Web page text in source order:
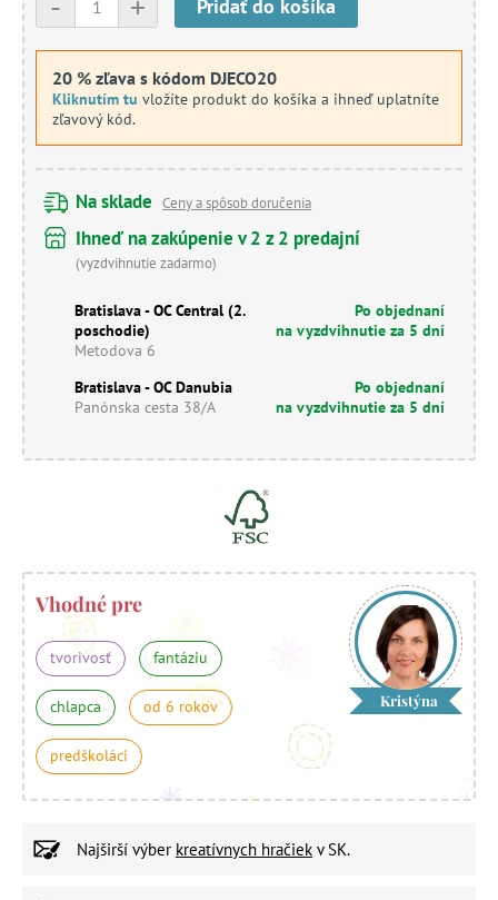
Pridať do košíka
20 % zľava s kódom DJECO20
Kliknutím tu vložíte produkt do košíka a ihneď uplatníte
zľavový kód.
Na sklade Ceny a spôsob doručenia
Ihneď na zakúpenie v 2 z 2 predajní
(vyzdvihnutie zadarmo)
Bratislava - OC Central (2.
poschodie)
Metodova 6
Po objednaní
na vyzdvihnutie za 5 dní
Bratislava - OC Danubia
Panónska cesta 38/A
Po objednaní
na vyzdvihnutie za 5 dní
Vhodné pre
tvorivosť fantáziu
chlapca od 6 rokov
predškoláci
Kristýna
Najširší výber kreatívnych hračiek v SK.